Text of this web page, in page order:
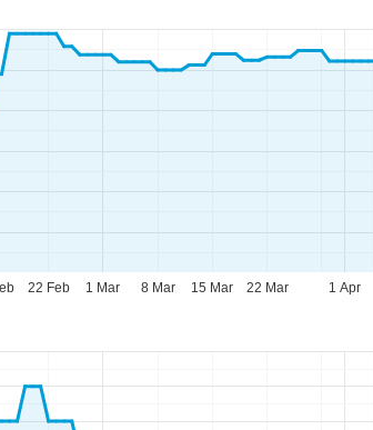
1 Mar 1 Apr
22 Feb 8 Mar 15 Mar 22 Mar